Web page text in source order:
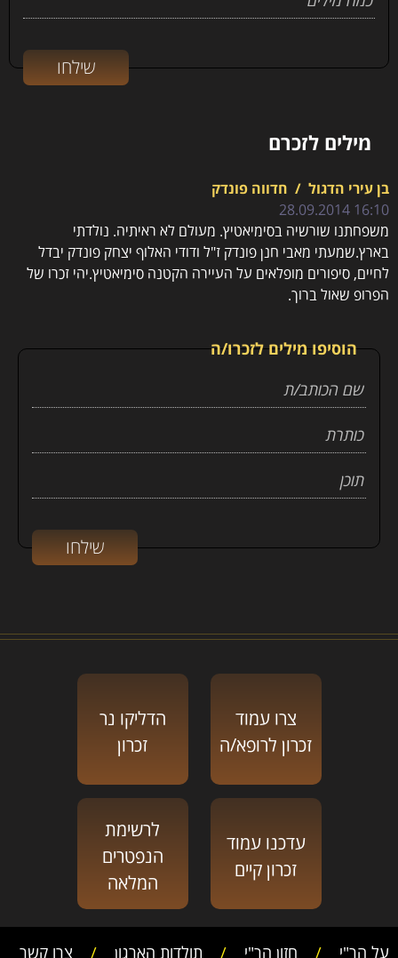
מילים לזכרם
בן עירי הדגול / חדווה פונדק
16:10 28.09.2014
משפחתנו שורשיה בסימיאטיץ. מעולם לא ראיתיה. נולדתי
בארץ.שמעתי מאבי חנן פונדק ז"ל ודודי האלוף יצחק פונדק יבדל
לחיים, סיפורים מופלאים על העיירה הקטנה סימיאטיץ.יהי זכרו של
הפרופ שאול ברוך.
הוסיפו מילים לזכרו/ה
צרו עמוד
זכרון לרופא/ה
הדליקו נר
זכרון
עדכנו עמוד
זכרון קיים
לרשימת
הנפטרים
המלאה
על הר"י / חזון הר"י / תולדות הארגון / צרו קשר